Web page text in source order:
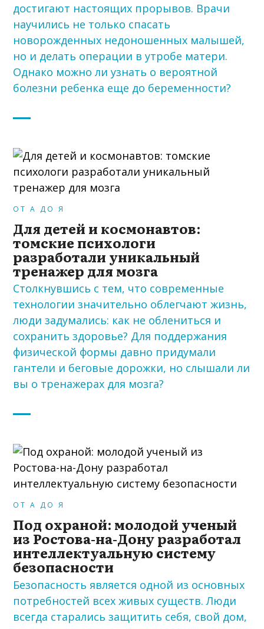
достигают настоящих прорывов. Врачи
научились не только спасать
новорожденных недоношенных малышей,
но и делать операции в утробе матери.
Однако можно ли узнать о вероятной
болезни ребенка еще до беременности?
ОТ А ДО Я
Для детей и космонавтов:
томские психологи
разработали уникальный
тренажер для мозга
Столкнувшись с тем, что современные
технологии значительно облегчают жизнь,
люди задумались: как не облениться и
сохранить здоровье? Для поддержания
физической формы давно придумали
гантели и беговые дорожки, но слышали ли
вы о тренажерах для мозга?
ОТ А ДО Я
Под охраной: молодой ученый
из Ростова-на-Дону разработал
интеллектуальную систему
безопасности
Безопасность является одной из основных
потребностей всех живых существ. Люди
всегда старались защитить себя, свой дом,